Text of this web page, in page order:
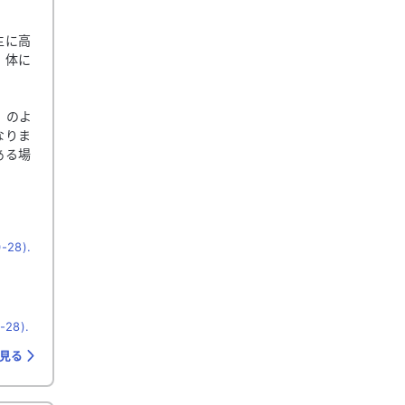
に高
体に
のよ
りま
る場
28).
28).
る